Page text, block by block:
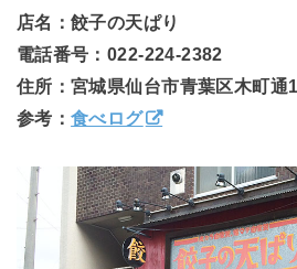
店名：餃子の天ぱり
電話番号：022-224-2382
住所：宮城県仙台市青葉区木町通
参考：食べログ